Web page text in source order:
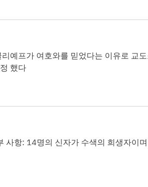
예프가 여호와를 믿었다는 이유로 교
했다
사항: 14명의 신자가 수색의 희생자이